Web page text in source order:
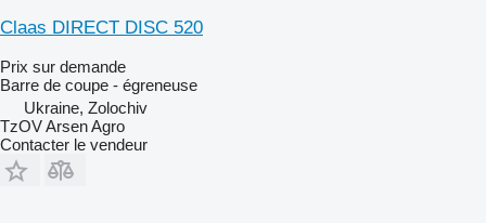
Claas DIRECT DISC 520
Prix sur demande
Barre de coupe - égreneuse
Ukraine, Zolochiv
TzOV Arsen Agro
Contacter le vendeur